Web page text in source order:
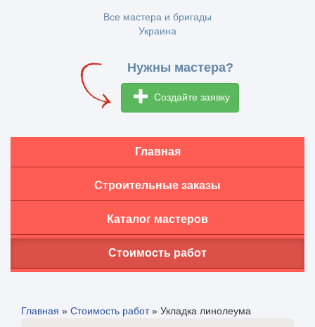
Все мастера и бригады
Украина
Нужны мастера?
Создайте заявку
Главная
Строительные заказы
Каталог мастеров
Стоимость работ
Главная » Стоимость работ» Укладка линолеума